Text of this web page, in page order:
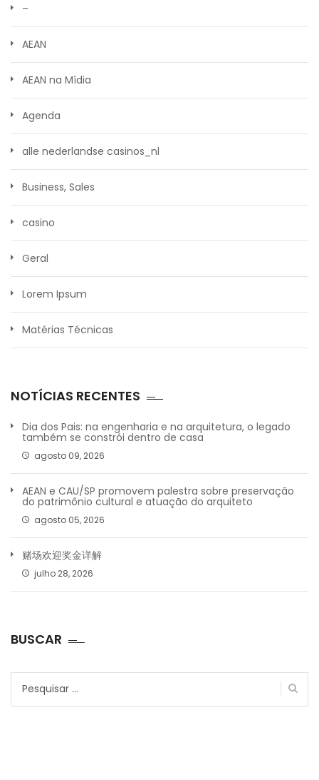
–
AEAN
AEAN na Mídia
Agenda
alle nederlandse casinos_nl
Business, Sales
casino
Geral
Lorem Ipsum
Matérias Técnicas
NOTÍCIAS RECENTES
Dia dos Pais: na engenharia e na arquitetura, o legado
também se constrói dentro de casa
agosto 09, 2026
AEAN e CAU/SP promovem palestra sobre preservação
do patrimônio cultural e atuação do arquiteto
agosto 05, 2026
赌场欢迎奖金详解
julho 28, 2026
BUSCAR